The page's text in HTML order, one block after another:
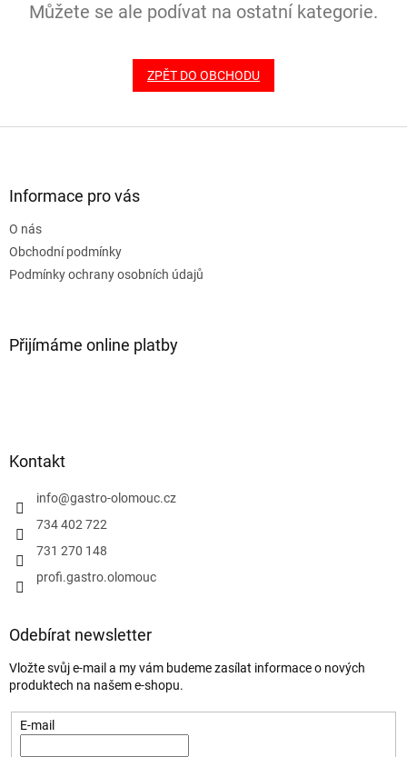
Můžete se ale podívat na ostatní kategorie.
ZPĚT DO OBCHODU
Informace pro vás
O nás
Obchodní podmínky
Podmínky ochrany osobních údajů
Přijímáme online platby
Kontakt
info@gastro-olomouc.cz
734 402 722
731 270 148
profi.gastro.olomouc
Odebírat newsletter
Vložte svůj e-mail a my vám budeme zasílat informace o nových
produktech na našem e-shopu.
E-mail